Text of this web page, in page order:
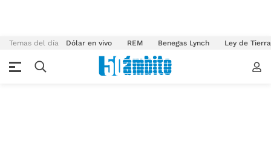
Temas del día Dólar en vivo REM Benegas Lynch Ley de